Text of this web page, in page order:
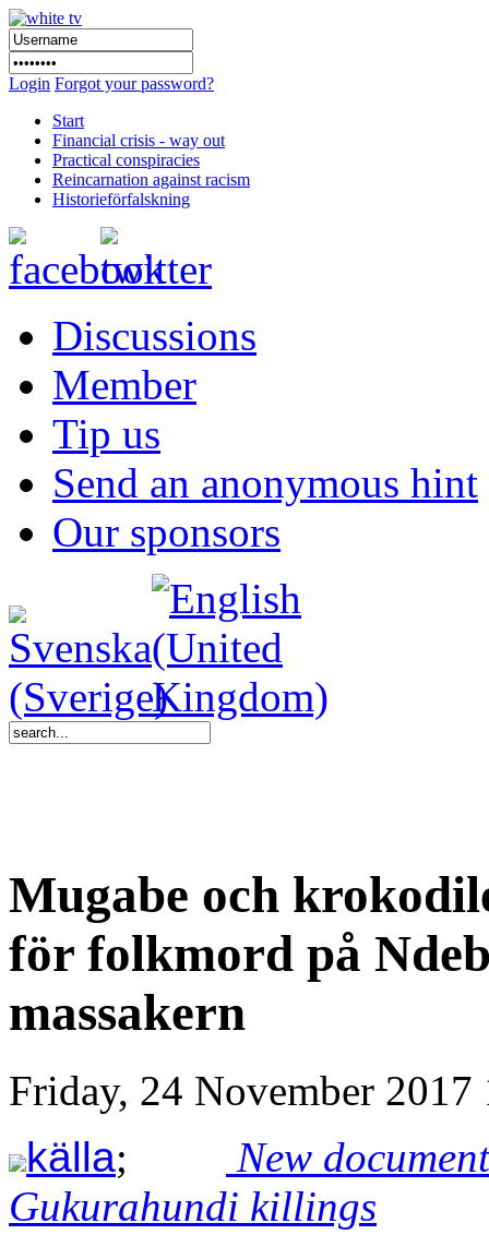
Login Forgot your password?
Start
Financial crisis - way out
Practical conspiracies
Reincarnation against racism
Historieförfalskning
Discussions
Member
Tip us
Send an anonymous hint
Our sponsors
Mugabe och
för folkmord på
massakern
Friday, 24 November 2017
källa;
New
Gukurahundi killings